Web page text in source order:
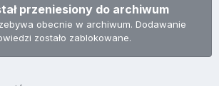
przeniesiony do archiwum
obecnie w archiwum. Dodawanie
zostało zablokowane.